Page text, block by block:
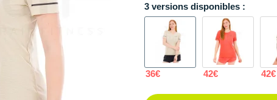
36 En stock
38 En stock
40 En stock
3 versions disponibles :
36€ 42€ 42€